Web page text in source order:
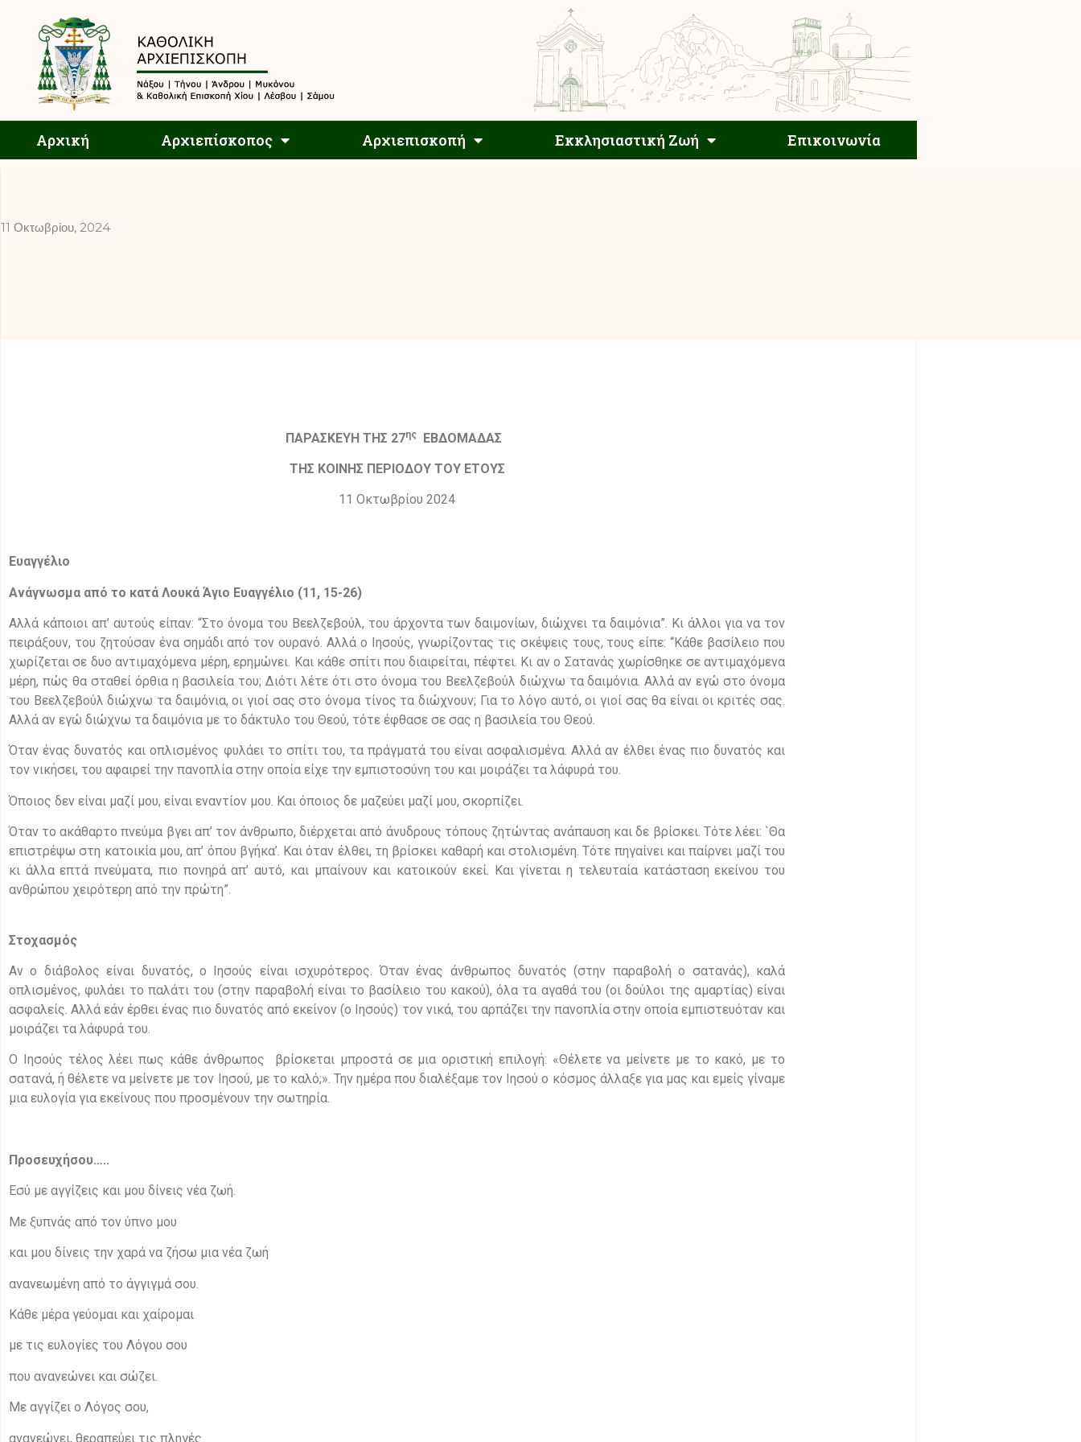
Αρχική Αρχιεπίσκοπος Αρχιεπισκοπή Εκκλησιαστική Ζωή Επικοινωνία
Αρχιεπισκοπή Εκκλησιαστική Ζωή Επικοινωνία
11 Οκτωβρίου, 2024
ΠΑΡΑΣΚΕΥΗ ΤΗΣ 27ης ΕΒΔΟΜΑΔΑΣ
ΤΗΣ ΚΟΙΝΗΣ ΠΕΡΙΟΔΟΥ ΤΟΥ ΕΤΟΥΣ
11 Οκτωβρίου 2024
Ευαγγέλιο
Ανάγνωσμα από το κατά Λουκά Άγιο Ευαγγέλιο (11, 15-26)
Αλλά κάποιοι απ’ αυτούς είπαν: “Στο όνομα του Βεελζεβούλ, του άρχοντα των δαιμονίων, διώχνει τα δαιμόνια”. Κι άλλοι για να τον
πειράξουν, του ζητούσαν ένα σημάδι από τον ουρανό. Αλλά ο Ιησούς, γνωρίζοντας τις σκέψεις τους, τους είπε: “Κάθε βασίλειο που
χωρίζεται σε δυο αντιμαχόμενα μέρη, ερημώνει. Και κάθε σπίτι που διαιρείται, πέφτει. Κι αν ο Σατανάς χωρίσθηκε σε αντιμαχόμενα
μέρη, πώς θα σταθεί όρθια η βασιλεία του; Διότι λέτε ότι στο όνομα του Βεελζεβούλ διώχνω τα δαιμόνια. Αλλά αν εγώ στο όνομα
του Βεελζεβούλ διώχνω τα δαιμόνια, οι γιοί σας στο όνομα τίνος τα διώχνουν; Για το λόγο αυτό, οι γιοί σας θα είναι οι κριτές σας.
Αλλά αν εγώ διώχνω τα δαιμόνια με το δάκτυλο του Θεού, τότε έφθασε σε σας η βασιλεία του Θεού.
Όταν ένας δυνατός και οπλισμένος φυλάει το σπίτι του, τα πράγματά του είναι ασφαλισμένα. Αλλά αν έλθει ένας πιο δυνατός και
τον νικήσει, του αφαιρεί την πανοπλία στην οποία είχε την εμπιστοσύνη του και μοιράζει τα λάφυρά του.
Όποιος δεν είναι μαζί μου, είναι εναντίον μου. Και όποιος δε μαζεύει μαζί μου, σκορπίζει.
Όταν το ακάθαρτο πνεύμα βγει απ’ τον άνθρωπο, διέρχεται από άνυδρους τόπους ζητώντας ανάπαυση και δε βρίσκει. Τότε λέει: `Θα
επιστρέψω στη κατοικία μου, απ’ όπου βγήκα’. Και όταν έλθει, τη βρίσκει καθαρή και στολισμένη. Τότε πηγαίνει και παίρνει μαζί του
κι άλλα επτά πνεύματα, πιο πονηρά απ’ αυτό, και μπαίνουν και κατοικούν εκεί. Και γίνεται η τελευταία κατάσταση εκείνου του
ανθρώπου χειρότερη από την πρώτη”.
Στοχασμός
Αν ο διάβολος είναι δυνατός, ο Ιησούς είναι ισχυρότερος. Όταν ένας άνθρωπος δυνατός (στην παραβολή ο σατανάς), καλά
οπλισμένος, φυλάει το παλάτι του (στην παραβολή είναι το βασίλειο του κακού), όλα τα αγαθά του (οι δούλοι της αμαρτίας) είναι
ασφαλείς. Αλλά εάν έρθει ένας πιο δυνατός από εκείνον (ο Ιησούς) τον νικά, του αρπάζει την πανοπλία στην οποία εμπιστευόταν και
μοιράζει τα λάφυρά του.
Ο Ιησούς τέλος λέει πως κάθε άνθρωπος βρίσκεται μπροστά σε μια οριστική επιλογή: «Θέλετε να μείνετε με το κακό, με το
σατανά, ή θέλετε να μείνετε με τον Ιησού, με το καλό;». Την ημέρα που διαλέξαμε τον Ιησού ο κόσμος άλλαξε για μας και εμείς γίναμε
μια ευλογία για εκείνους που προσμένουν την σωτηρία.
Προσευχήσου…..
Εσύ με αγγίζεις και μου δίνεις νέα ζωή.
Με ξυπνάς από τον ύπνο μου
και μου δίνεις την χαρά να ζήσω μια νέα ζωή
ανανεωμένη από το άγγιγμά σου.
Κάθε μέρα γεύομαι και χαίρομαι
με τις ευλογίες του Λόγου σου
που ανανεώνει και σώζει.
Με αγγίζει ο Λόγος σου,
ανανεώνει, θεραπεύει τις πληγές